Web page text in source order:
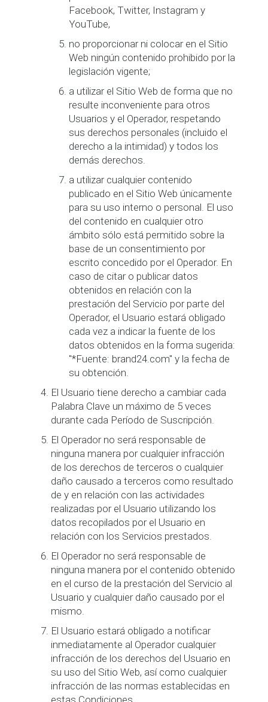
Facebook, Twitter, Instagram y
YouTube,
no proporcionar ni colocar en el Sitio
Web ningún contenido prohibido por la
legislación vigente;
a utilizar el Sitio Web de forma que no
resulte inconveniente para otros
Usuarios y el Operador, respetando
sus derechos personales (incluido el
derecho a la intimidad) y todos los
demás derechos.
a utilizar cualquier contenido
publicado en el Sitio Web únicamente
para su uso interno o personal. El uso
del contenido en cualquier otro
ámbito sólo está permitido sobre la
base de un consentimiento por
escrito concedido por el Operador. En
caso de citar o publicar datos
obtenidos en relación con la
prestación del Servicio por parte del
Operador, el Usuario estará obligado
cada vez a indicar la fuente de los
datos obtenidos en la forma sugerida:
"*Fuente: brand24.com" y la fecha de
su obtención.
El Usuario tiene derecho a cambiar cada
Palabra Clave un máximo de 5 veces
durante cada Período de Suscripción.
El Operador no será responsable de
ninguna manera por cualquier infracción
de los derechos de terceros o cualquier
daño causado a terceros como resultado
de y en relación con las actividades
realizadas por el Usuario utilizando los
datos recopilados por el Usuario en
relación con los Servicios prestados.
El Operador no será responsable de
ninguna manera por el contenido obtenido
en el curso de la prestación del Servicio al
Usuario y cualquier daño causado por el
mismo.
El Usuario estará obligado a notificar
inmediatamente al Operador cualquier
infracción de los derechos del Usuario en
su uso del Sitio Web, así como cualquier
infracción de las normas establecidas en
estas Condiciones.